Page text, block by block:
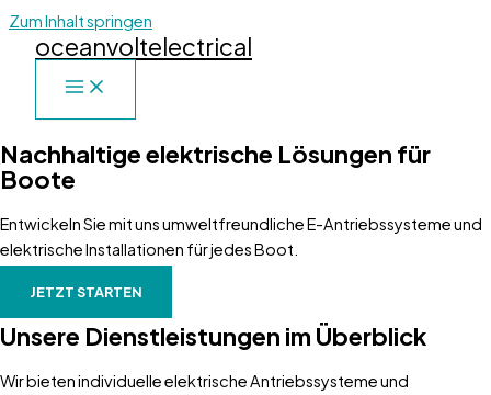
Zum Inhalt springen
oceanvoltelectrical
Nachhaltige elektrische Lösungen für
Boote
Entwickeln Sie mit uns umweltfreundliche E-Antriebssysteme und
elektrische Installationen für jedes Boot.
JETZT STARTEN
Unsere Dienstleistungen im Überblick
Wir bieten individuelle elektrische Antriebssysteme und